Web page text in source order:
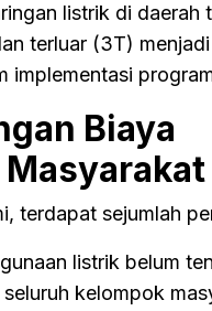
listrik di daerah
terluar (3T)
implementasi
Biaya
Masyarakat
terdapat sejumlah
listrik belum
kelompok